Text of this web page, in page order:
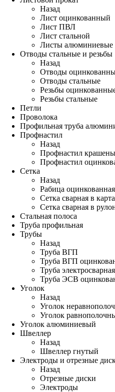
Назад
Лист оцинкованный
Лист ПВЛ
Лист стальной
Листы
Отводы стальные и резьбы
Назад
Отводы
Отводы стальные
Резьбы
Резьбы стальные
Петли
Проволока
Профильная труба
Профнастил
Назад
Профнастил
Профнастил
Сетка
Назад
Рабица оцинкованная
Сетка сварная в
Сетка сварная в
Стальная полоса
Труба профильная
Трубы
Назад
Труба ВГП
Труба ВГП
Труба электросварная
Труба ЭСВ
Уголок
Назад
Уголок
Уголок
Уголок алюминиевый
Швеллер
Назад
Швеллер гнутый
Электроды и отрезные
Назад
Отрезные диски
Электроды